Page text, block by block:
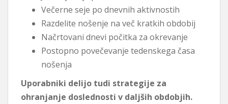
Večerne seje po dnevnih aktivnostih
Razdelite nošenje na več kratkih obdobij
Načrtovani dnevi počitka za okrevanje
Postopno povečevanje tedenskega časa
nošenja
Uporabniki delijo tudi strategije za
ohranjanje doslednosti v daljših obdobjih.